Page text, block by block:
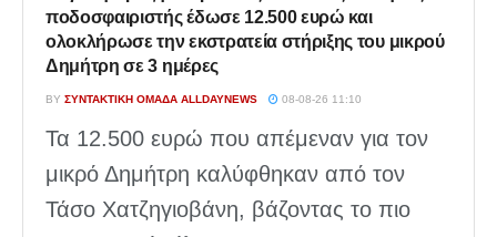
ποδοσφαιριστής έδωσε 12.500 ευρώ και
ολοκλήρωσε την εκστρατεία στήριξης του μικρού
Δημήτρη σε 3 ημέρες
BY ΣΥΝΤΑΚΤΙΚΉ ΟΜΆΔΑ ALLDAYNEWS 08-08-26 11:10
Τα 12.500 ευρώ που απέμεναν για τον
μικρό Δημήτρη καλύφθηκαν από τον
Τάσο Χατζηγιοβάνη, βάζοντας το πιο